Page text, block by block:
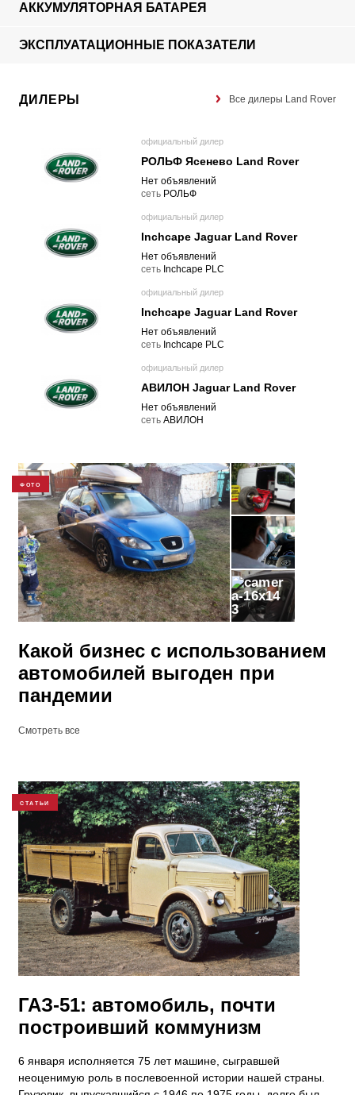
АККУМУЛЯТОРНАЯ БАТАРЕЯ
ЭКСПЛУАТАЦИОННЫЕ ПОКАЗАТЕЛИ
ДИЛЕРЫ Все дилеры Land Rover
официальный дилер
РОЛЬФ Ясенево Land Rover
Нет объявлений
cеть РОЛЬФ
официальный дилер
Inchcape Jaguar Land Rover
Нет объявлений
cеть Inchcape PLC
официальный дилер
Inchcape Jaguar Land Rover
Нет объявлений
cеть Inchcape PLC
официальный дилер
АВИЛОН Jaguar Land Rover
Нет объявлений
cеть АВИЛОН
ФОТО
3
Какой бизнес с использованием
автомобилей выгоден при
пандемии
Смотреть все
СТАТЬИ
ГАЗ-51: автомобиль, почти
построивший коммунизм
6 января исполняется 75 лет машине, сыгравшей
неоценимую роль в послевоенной истории нашей страны.